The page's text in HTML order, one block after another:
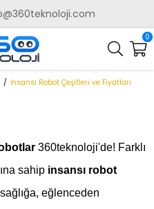
0
İnsansı Robot Çeşitleri ve Fiyatları
360teknoloji'de! Farklı
sahip insansı robot
eğlenceden